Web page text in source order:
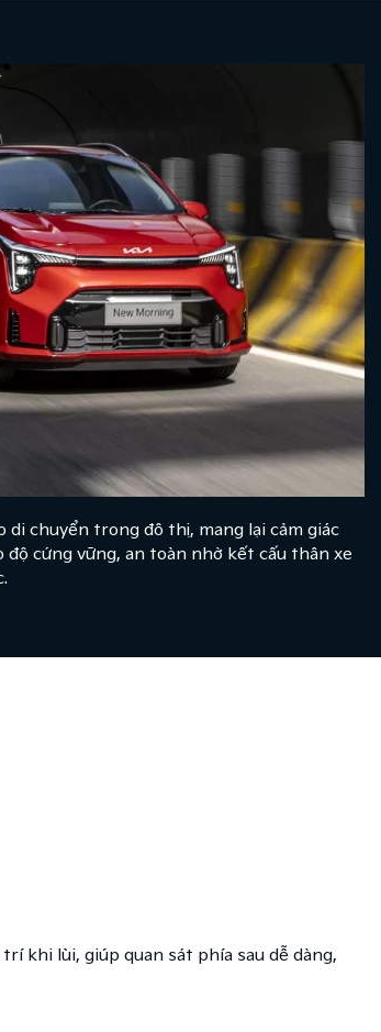
di chuyển trong đô thị, mang lại cảm giác
cứng vững, an toàn nhờ kết cấu thân xe
khi lùi, giúp quan sát phía sau dễ dàng,